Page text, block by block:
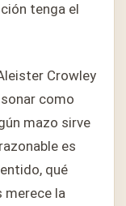
tenga el
Crowley
como
mazo sirve
es
qué
merece la